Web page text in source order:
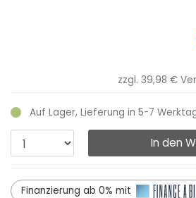
zzgl. 39,98 €
Auf Lager, Lieferung in 5-7
In den
Finanzierung ab 0% mit